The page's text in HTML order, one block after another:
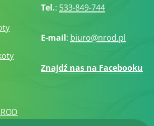
Tel.: 533-849-744
E-mail: biuro@nrod.pl
Znajdź nas na Facebooku